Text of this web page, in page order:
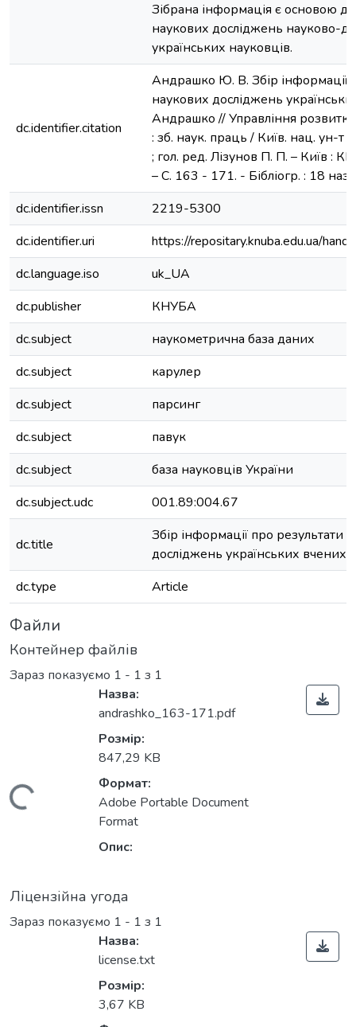
Зібрана інформація є основою
наукових досліджень науково-
українських науковців.
dc.identifier.citation
Андрашко Ю. В. Збір інформації
наукових досліджень
Андрашко // Управління
: зб. наук. праць / Київ. нац. ун-т
; гол. ред. Лізунов П. П. – Київ :
– С. 163 - 171. - Бібліогр. : 18
dc.identifier.issn
2219-5300
dc.identifier.uri
https://repositary.knuba.edu.ua/
dc.language.iso
uk_UA
dc.publisher
КНУБА
dc.subject
наукометрична база даних
dc.subject
карулер
dc.subject
парсинг
dc.subject
павук
dc.subject
база науковців України
dc.subject.udc
001.89:004.67
dc.title
Збір інформації про результати
досліджень українських вчених
dc.type
Article
Файли
Контейнер файлів
Зараз показуємо 1 - 1 з 1
Назва:
andrashko_163-171.pdf
Розмір:
847,29 KB
Формат:
Adobe Portable Document
Format
Опис:
Ліцензійна угода
Зараз показуємо 1 - 1 з 1
Назва:
license.txt
Розмір:
3,67 KB